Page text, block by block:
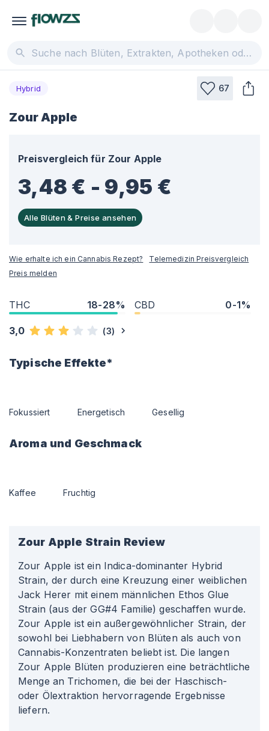
Hybrid 67
Zour Apple
Preisvergleich für Zour Apple
3,48 € - 9,95 €
Alle Blüten & Preise ansehen
Wie erhalte ich ein Cannabis Rezept?
Telemedizin Preisvergleich
Preis melden
THC 18-28% CBD 0-1%
3,0 (3)
Typische Effekte*
Fokussiert Energetisch Gesellig
Aroma und Geschmack
Kaffee Fruchtig
Zour Apple Strain Review
Zour Apple ist ein Indica-dominanter Hybrid
Strain, der durch eine Kreuzung einer weiblichen
Jack Herer mit einem männlichen Ethos Glue
Strain (aus der GG#4 Familie) geschaffen wurde.
Zour Apple ist ein außergewöhnlicher Strain, der
sowohl bei Liebhabern von Blüten als auch von
Cannabis-Konzentraten beliebt ist. Die langen
Zour Apple Blüten produzieren eine beträchtliche
Menge an Trichomen, die bei der Haschisch-
oder Ölextraktion hervorragende Ergebnisse
liefern.